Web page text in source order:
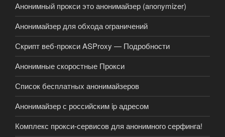
Анонимный прокси это анонимайзер (anonymizer)
Анонимайзер для обхода ограничений
Скрипт веб-прокси ASProxy — Подробности
Анонимные скоростные Прокси
Список бесплатных анонимайзеров
Анонимайзер с российским ip адресом
Комплекс прокси-сервисов для анонимного серфинга!